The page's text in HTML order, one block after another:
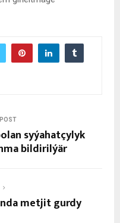
syýahatçylyk
bildirilýär
metjit gurdy